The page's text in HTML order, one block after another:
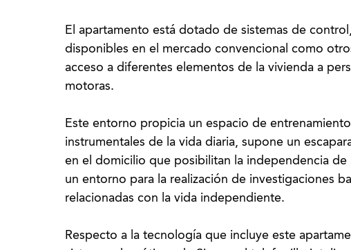
El apartamento está dotado de sistemas de
disponibles en el mercado convencional como
acceso a diferentes elementos de la vivienda a
motoras.
Este entorno propicia un espacio de
instrumentales de la vida diaria, supone un
en el domicilio que posibilitan la independencia de
un entorno para la realización de investigaciones
relacionadas con la vida independiente.
Respecto a la tecnología que incluye este